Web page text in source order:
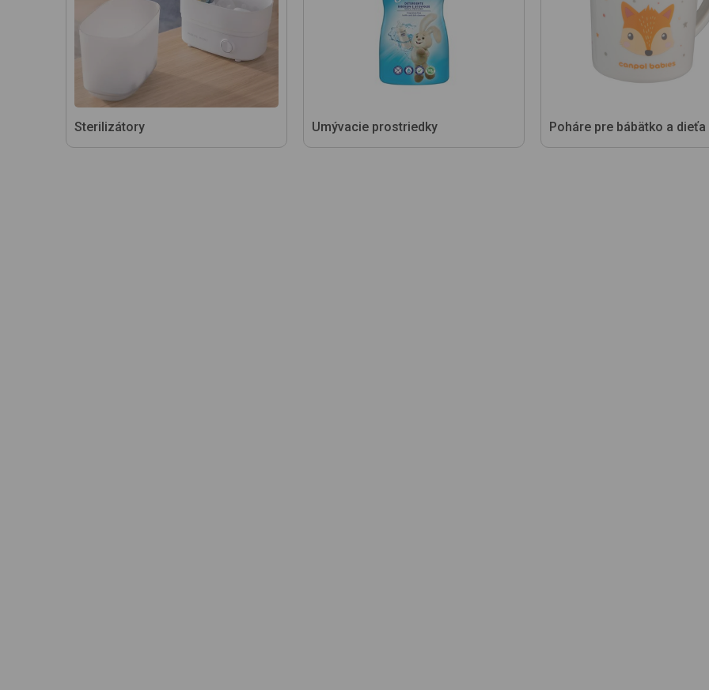
Sterilizátory Umývacie prostriedky Poháre pre bábätko a dieťa